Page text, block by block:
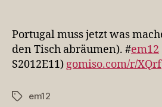
Portugal muss jetzt was
den Tisch abräumen). #em12
S2012E11)gomiso.com/r/XQrf
Schlagwörter
em12